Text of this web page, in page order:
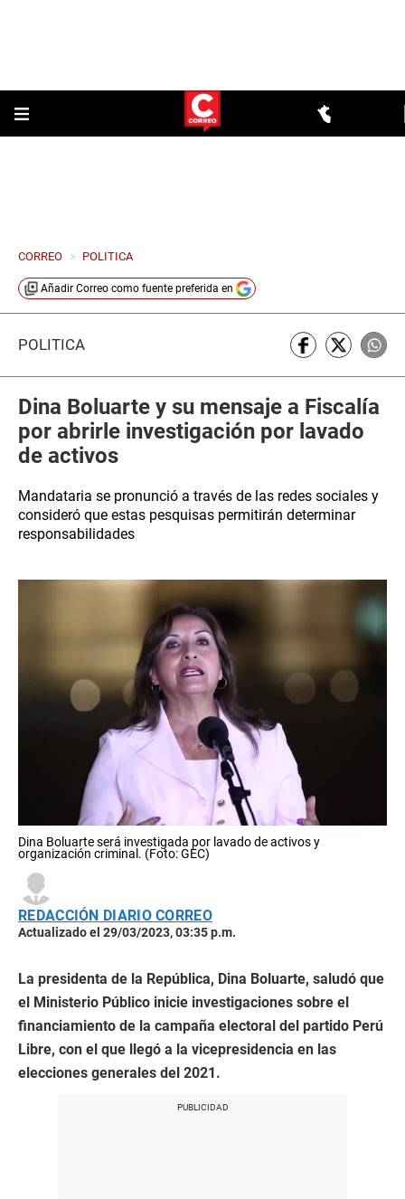
CORREO > POLITICA
Añadir Correo como fuente preferida en
POLÍTICA
Dina Boluarte y su mensaje a Fiscalía
por abrirle investigación por lavado
de activos
Mandataria se pronunció a través de las redes sociales y
consideró que estas pesquisas permitirán determinar
responsabilidades
Dina Boluarte será investigada por lavado de activos y
organización criminal. (Foto: GEC)
REDACCIÓN DIARIO CORREO
Actualizado el 29/03/2023, 03:35 p.m.
La presidenta de la República, Dina Boluarte, saludó que
el Ministerio Público inicie investigaciones sobre el
financiamiento de la campaña electoral del partido Perú
Libre, con el que llegó a la vicepresidencia en las
elecciones generales del 2021.